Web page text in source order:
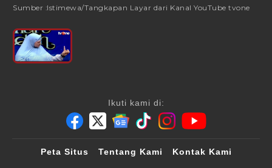
Sumber :Istimewa/Tangkapan Layar dari Kanal YouTube tvone
Ikuti kami di:
Peta Situs Tentang Kami
Kontak Kami